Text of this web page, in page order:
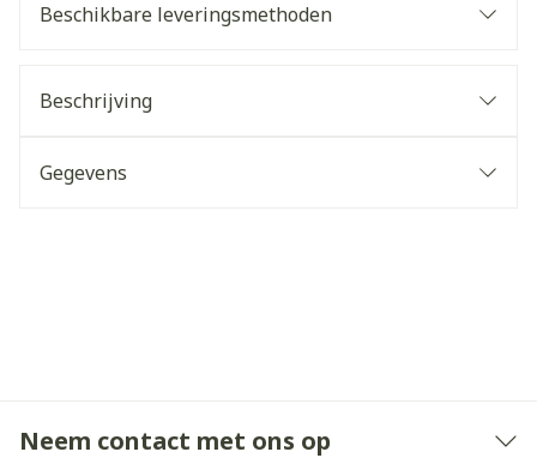
Beschikbare leveringsmethoden
Beschrijving
Gegevens
Neem contact met ons op